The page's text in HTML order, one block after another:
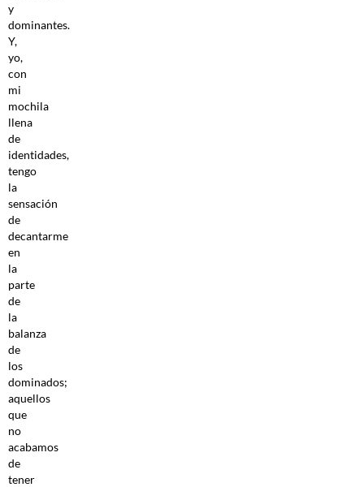
y
dominantes.
Y,
yo,
con
mi
mochila
llena
de
identidades,
tengo
la
sensación
de
decantarme
en
la
parte
de
la
balanza
de
los
dominados;
aquellos
que
no
acabamos
de
tener